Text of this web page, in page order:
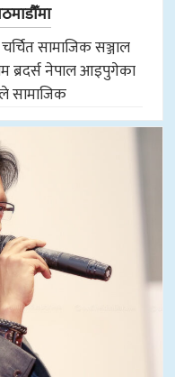
सामाजिक सञ्जाल
ब्रदर्स नेपाल आइपुगेका
सामाजिक